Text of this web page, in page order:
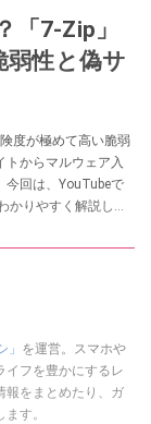
「7-Zip」
弱性と偽サ
度が極めて高い脆弱
トからマルウェア入
今回は、YouTubeで
かりやすく解説して
を運営。スマホや
イフを豊かにするレ
報をまとめたり、ガ
す。